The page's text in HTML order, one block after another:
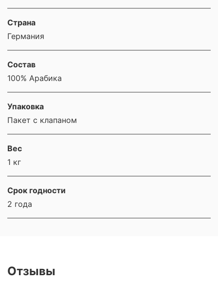
Страна
Германия
Состав
100% Арабика
Упаковка
Пакет с клапаном
Вес
1 кг
Срок годности
2 года
Отзывы